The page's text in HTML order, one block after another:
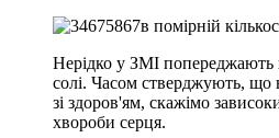
Нерідко у ЗМІ попереджають
солі. Часом стверджують,
зі здоров'ям, скажімо
хвороби серця.